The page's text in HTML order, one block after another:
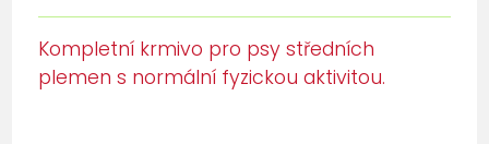
Kompletní krmivo pro psy středních
plemen s normální fyzickou aktivitou.